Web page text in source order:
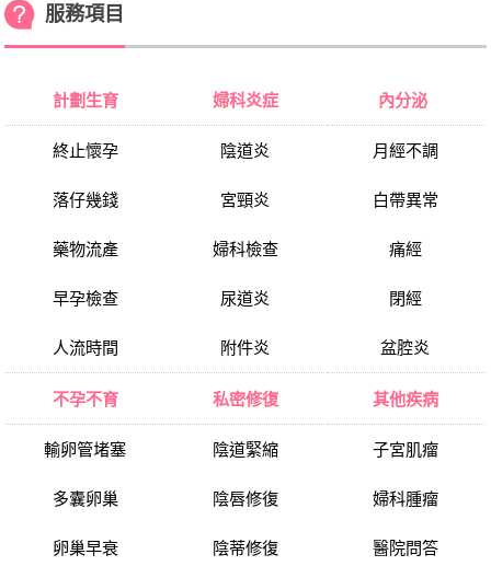
服務項目
計劃生育
終止懷孕
落仔幾錢
藥物流產
早孕檢查
人流時間
婦科炎症
陰道炎
宮頸炎
婦科檢查
尿道炎
附件炎
內分泌
月經不調
白帶異常
痛經
閉經
盆腔炎
不孕不育
輸卵管堵塞
多囊卵巢
卵巢早衰
私密修復
陰道緊縮
陰唇修復
陰蒂修復
其他疾病
子宮肌瘤
婦科腫瘤
醫院問答